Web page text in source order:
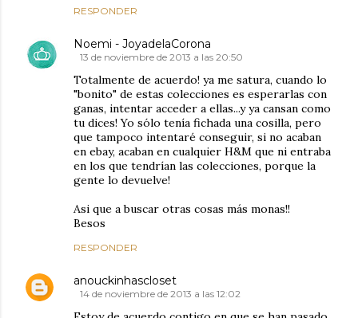
RESPONDER
Noemi - JoyadelaCorona
13 de noviembre de 2013 a las 20:50
Totalmente de acuerdo! ya me satura, cuando lo
"bonito" de estas colecciones es esperarlas con
ganas, intentar acceder a ellas...y ya cansan como
tu dices! Yo sólo tenía fichada una cosilla, pero
que tampoco intentaré conseguir, si no acaban
en ebay, acaban en cualquier H&M que ni entraba
en los que tendrían las colecciones, porque la
gente lo devuelve!
Asi que a buscar otras cosas más monas!!
Besos
RESPONDER
anouckinhascloset
14 de noviembre de 2013 a las 12:02